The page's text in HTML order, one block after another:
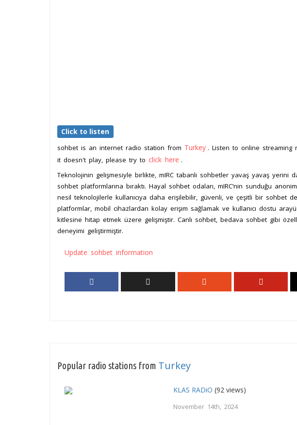
Click to listen
sohbet is an internet radio station from Turkey . Listen to online
it doesn't play, please try to click here .
Teknolojinin gelişmesiyle birlikte, mIRC tabanlı sohbetler yavaş yavaş yerini
sohbet platformlarına bıraktı. Hayal sohbet odaları, mIRC’nin sunduğu
nesil teknolojilerle kullanıcıya daha erişilebilir, güvenli, ve çeşitli bir sohbet
platformlar, mobil cihazlardan kolay erişim sağlamak ve kullanıcı dostu
kitlesine hitap etmek üzere gelişmiştir. Canlı sohbet, bedava sohbet gibi
deneyimi geliştirmiştir.
Update sohbet information
Popular radio stations from Turkey
KLAS RADiO (92 views)
November 14th, 2024